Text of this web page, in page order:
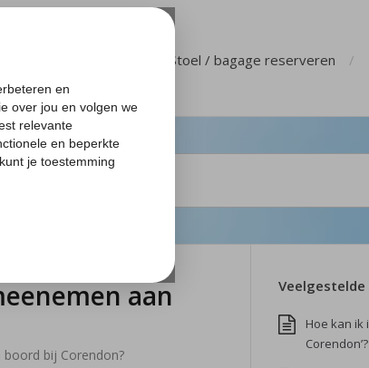
Stoel / bagage reserveren
aan
bij Corendon?
Veelgestelde
Hoe kan ik
Corendon’?